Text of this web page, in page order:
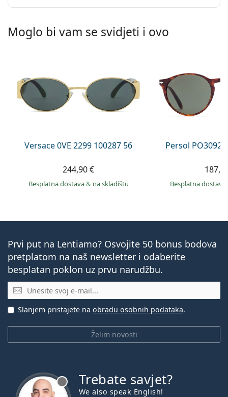
Moglo bi vam se svidjeti i ovo
Versace 0VE 2299 100287 56
244,90 €
Besplatna dostava& na skladištu
Persol
Besplatna dostava
Prvi put na Lentiamo? Osvojite 50 bonus bodova
pretplatom na naš newsletter i odaberite
besplatan poklon uz prvu narudžbu.
E-mail
Želim novosti
Slanjem pristajete na obradu osobnih podataka.
Trebate savjet?
We also speak English!